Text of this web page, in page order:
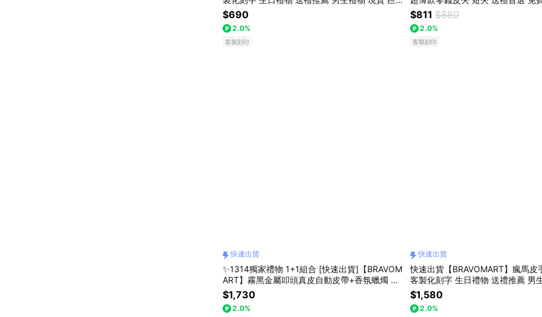
蟹座 禮物獨家 新品上市 送給男生 真皮皮夾 男
友禮物 獅子座
$690
2.0%
客製刻印
生日禮物 送禮推薦 男生禮物 巨蟹
新品上市 送給男生 真皮皮夾 獅子座
$811 $880
2.0%
客製刻印
快速出貨
✨1314獨家禮物 1+1組合 [快速出貨]【BRAVOM
ART】霧黑金屬叩頭真皮自動皮帶+香氛蠟燭 客
製化刻字 生日禮物 送禮推薦 男生禮物 巨蟹座
新品上市 送給男生 真皮皮帶 上班族禮物
$1,730
2.0%
快速出貨
快速出貨【BRAVOMART】瘋馬皮
客製化刻字 生日禮物 送禮推薦 男
禮物獨家 新品上市 送給男生 獅子座
$1,580
2.0%